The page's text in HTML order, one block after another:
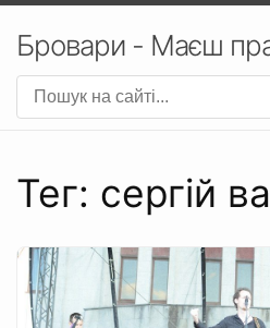
Бровари - Маєш
Тег: сергій